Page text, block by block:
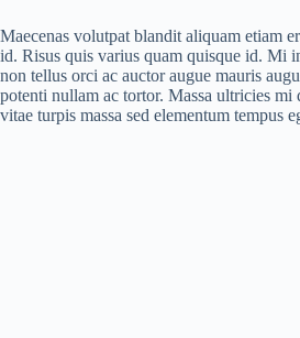
Maecenas volutpat blandit aliquam etiam
id. Risus quis varius quam quisque id. Mi
non tellus orci ac auctor augue mauris
potenti nullam ac tortor. Massa ultricies
vitae turpis massa sed elementum tempus